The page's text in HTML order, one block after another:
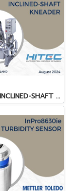
SAMSON INCLINED-SHAFT KNEADER